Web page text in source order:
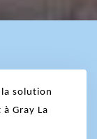
solution
Gray La